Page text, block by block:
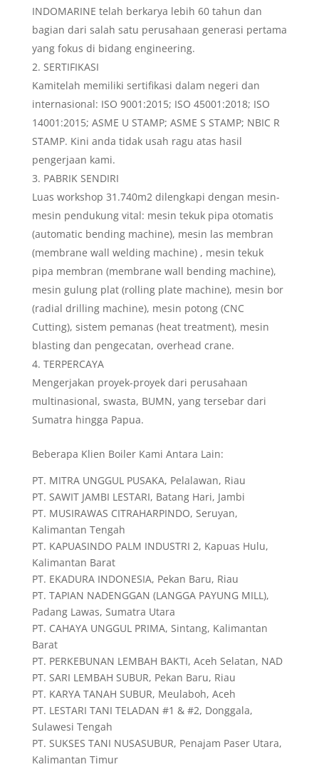
INDOMARINE telah berkarya lebih 60 tahun dan
bagian dari salah satu perusahaan generasi pertama
yang fokus di bidang engineering.
SERTIFIKASI
Kamitelah memiliki sertifikasi dalam negeri dan
internasional: ISO 9001:2015; ISO 45001:2018; ISO
14001:2015; ASME U STAMP; ASME S STAMP; NBIC R
STAMP. Kini anda tidak usah ragu atas hasil
pengerjaan kami.
PABRIK SENDIRI
Luas workshop 31.740m2 dilengkapi dengan mesin-
mesin pendukung vital: mesin tekuk pipa otomatis
(automatic bending machine), mesin las membran
(membrane wall welding machine) , mesin tekuk
pipa membran (membrane wall bending machine),
mesin gulung plat (rolling plate machine), mesin bor
(radial drilling machine), mesin potong (CNC
Cutting), sistem pemanas (heat treatment), mesin
blasting dan pengecatan, overhead crane.
TERPERCAYA
Mengerjakan proyek-proyek dari perusahaan
multinasional, swasta, BUMN, yang tersebar dari
Sumatra hingga Papua.
Beberapa Klien Boiler Kami Antara Lain:
PT. MITRA UNGGUL PUSAKA, Pelalawan, Riau
PT. SAWIT JAMBI LESTARI, Batang Hari, Jambi
PT. MUSIRAWAS CITRAHARPINDO, Seruyan,
Kalimantan Tengah
PT. KAPUASINDO PALM INDUSTRI 2, Kapuas Hulu,
Kalimantan Barat
PT. EKADURA INDONESIA, Pekan Baru, Riau
PT. TAPIAN NADENGGAN (LANGGA PAYUNG MILL),
Padang Lawas, Sumatra Utara
PT. CAHAYA UNGGUL PRIMA, Sintang, Kalimantan
Barat
PT. PERKEBUNAN LEMBAH BAKTI, Aceh Selatan, NAD
PT. SARI LEMBAH SUBUR, Pekan Baru, Riau
PT. KARYA TANAH SUBUR, Meulaboh, Aceh
PT. LESTARI TANI TELADAN #1 & #2, Donggala,
Sulawesi Tengah
PT. SUKSES TANI NUSASUBUR, Penajam Paser Utara,
Kalimantan Timur